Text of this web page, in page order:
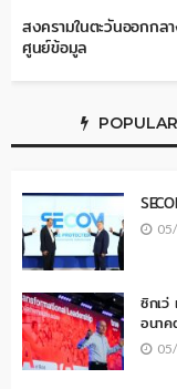
สงครามในตะวันออกก
ศูนย์ข้อมูล
POPULAR
ซิกเว่
อนา